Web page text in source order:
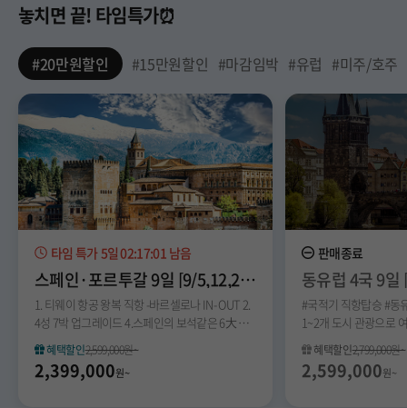
놓치면 끝! 타임특가⏰
#20만원할인 #15만원할인 #마감임박 #유럽 #미주/호주
타임 특가 5일 02:17:01 남음
스페인·포르투갈 9일 [9/5,12,25,30,출발확정] #전일정4성급 #바르셀로나+리스본 #8대핵심관광포함
1. 티웨이 항공 왕복 직항 -바르셀로나 IN- OUT 2.
4성 7박 업그레이드 4.스페인의 보석같은 6大 도
혜택할인2,599,000원~
2,399,000원~
판매종료
#국적기 직항탑승 #동
1~2개 도시 관광으로
잘츠캄머굿 #2대도시
혜택할인2,799,000원~
2,599,000원~